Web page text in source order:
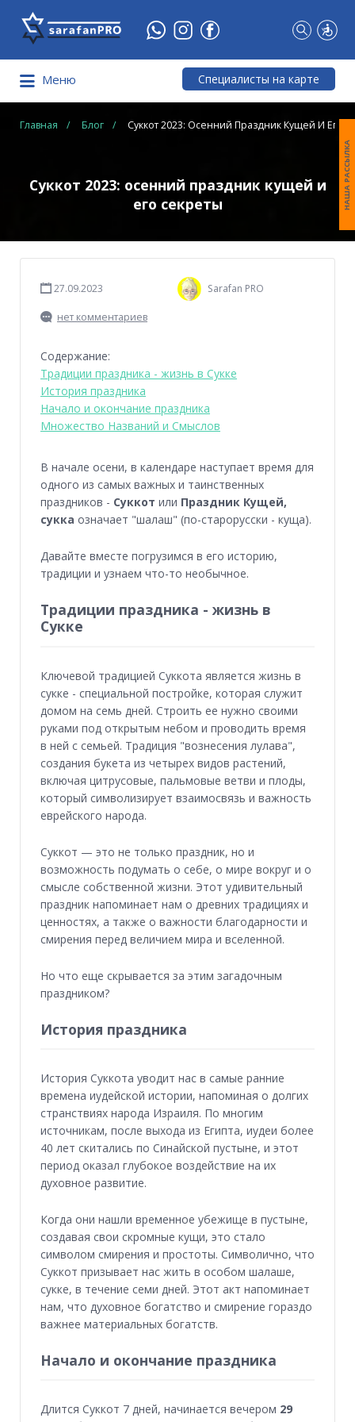
Что
Вы
ищете?
Меню Специалисты на карте
Главная Блог Суккот 2023: Осенний Праздник Кущей И Его
Суккот 2023: осенний праздник кущей и
его секреты
27.09.2023 Sarafan PRO
нет комментариев
Содержание:
Традиции праздника - жизнь в Сукке
История праздника
Начало и окончание праздника
Множество Названий и Смыслов
В начале осени, в календаре наступает время для
одного из самых важных и таинственных
праздников - Суккот или Праздник Кущей,
сукка означает "шалаш" (по-старорусски - куща).
Давайте вместе погрузимся в его историю,
традиции и узнаем что-то необычное.
Традиции праздника - жизнь в
Сукке
Ключевой традицией Суккота является жизнь в
сукке - специальной постройке, которая служит
домом на семь дней. Строить ее нужно своими
руками под открытым небом и проводить время
в ней с семьей. Традиция "вознесения лулава",
создания букета из четырех видов растений,
включая цитрусовые, пальмовые ветви и плоды,
который символизирует взаимосвязь и важность
еврейского народа.
Суккот — это не только праздник, но и
возможность подумать о себе, о мире вокруг и о
смысле собственной жизни. Этот удивительный
праздник напоминает нам о древних традициях и
ценностях, а также о важности благодарности и
смирения перед величием мира и вселенной.
Но что еще скрывается за этим загадочным
праздником?
История праздника
История Суккота уводит нас в самые ранние
времена иудейской истории, напоминая о долгих
странствиях народа Израиля. По многим
источникам, после выхода из Египта, иудеи более
40 лет скитались по Синайской пустыне, и этот
период оказал глубокое воздействие на их
духовное развитие.
Когда они нашли временное убежище в пустыне,
создавая свои скромные кущи, это стало
символом смирения и простоты. Символично, что
Суккот призывает нас жить в особом шалаше,
сукке, в течение семи дней. Этот акт напоминает
нам, что духовное богатство и смирение гораздо
важнее материальных богатств.
Начало и окончание праздника
Длится Суккот 7 дней, начинается вечером 29
НАША РАССЫЛКА